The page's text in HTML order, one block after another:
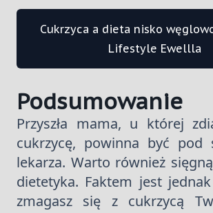
Cukrzyca a dieta nisko
Lifestyle Ewellla
Podsumowanie
Przyszła mama, u której
cukrzycę, powinna być pod
lekarza. Warto również
dietetyka. Faktem jest
zmagasz się z cukrzycą